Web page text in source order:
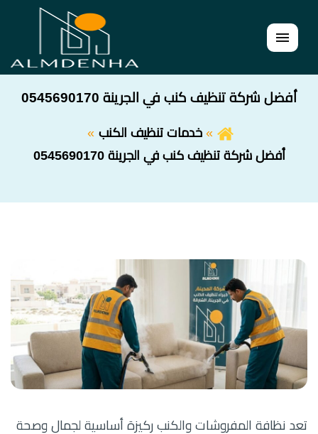
القائمة
أفضل شركة تنظيف كنب في الجرينة 0545690170
خدمات تنظيف الكنب
أفضل شركة تنظيف كنب في الجرينة 0545690170
تعد نظافة المفروشات والكنب ركيزة أساسية لجمال وصحة